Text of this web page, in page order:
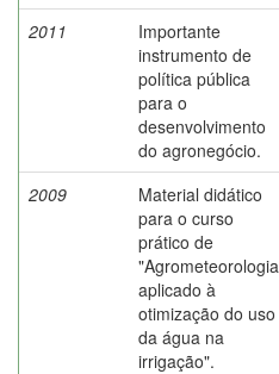
2011
Importante
instrumento de
política pública
para o
desenvolvimento
do agronegócio.
2009
Material didático
para o curso
prático de
"Agrometeorologia
aplicado à
otimização do uso
da água na
irrigação".